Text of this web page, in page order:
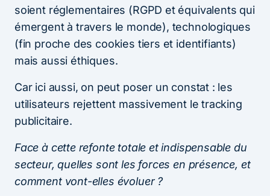
soient réglementaires (RGPD et équivalents qui
émergent à travers le monde), technologiques
(fin proche des cookies tiers et identifiants)
mais aussi éthiques.
Car ici aussi, on peut poser un constat : les
utilisateurs rejettent massivement le tracking
publicitaire.
Face à cette refonte totale et indispensable du
secteur, quelles sont les forces en présence, et
comment vont-elles évoluer ?